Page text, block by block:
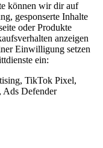
können wir dir auf
gesponserte Inhalte
oder Produkte
anzeigen
Einwilligung setzen
ein:
TikTok Pixel,
Ads Defender